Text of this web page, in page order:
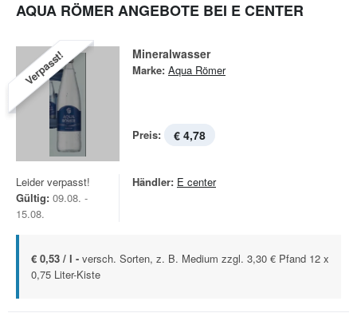
AQUA RÖMER ANGEBOTE BEI E CENTER
Verpasst! Mineralwasser
Marke: Aqua Römer
Preis: € 4,78
Leider verpasst!
Gültig: 09.08. -
15.08.
Händler: E center
€ 0,53 / l - versch. Sorten, z. B. Medium zzgl. 3,30 € Pfand 12 x
0,75 Liter-Kiste